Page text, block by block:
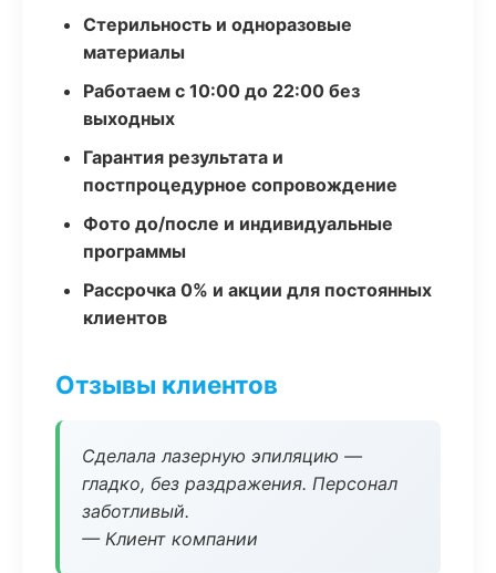
Стерильность и одноразовые
материалы
Работаем с 10:00 до 22:00 без
выходных
Гарантия результата и
постпроцедурное сопровождение
Фото до/после и индивидуальные
программы
Рассрочка 0% и акции для постоянных
клиентов
Отзывы клиентов
Сделала лазерную эпиляцию —
гладко, без раздражения. Персонал
заботливый.
— Клиент компании